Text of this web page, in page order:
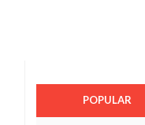
POPULAR